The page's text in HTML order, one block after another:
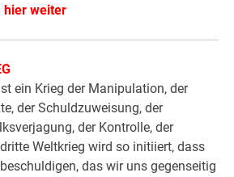
hier weiter
ein Krieg der Manipulation, der
der Schuldzuweisung, der
der Kontrolle, der
Weltkrieg wird so initiiert, dass
das wir uns gegenseitig